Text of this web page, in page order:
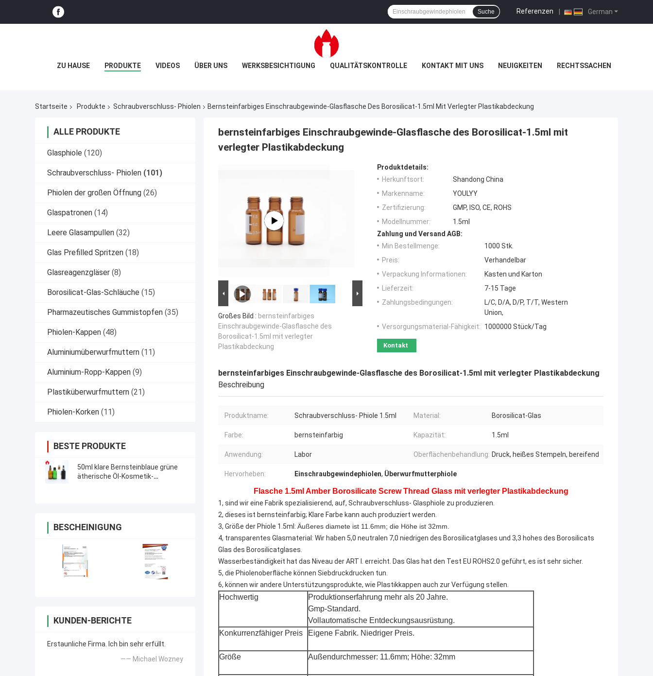
German
Referenzen |
Suche
ZU HAUSE PRODUKTE VIDEOS ÜBER UNS WERKSBESICHTIGUNG QUALITÄTSKONTROLLE KONTAKT MIT UNS NEUIGKEITEN RECHTSSACHEN
Startseite Produkte Schraubverschluss- Phiolen Bernsteinfarbiges Einschraubgewinde-Glasflasche Des Borosilicat-1.5ml Mit Verlegter Plastikabdeckung
ALLE PRODUKTE
Glasphiole (120)
Schraubverschluss- Phiolen (101)
Phiolen der großen Öffnung (26)
Glaspatronen (14)
Leere Glasampullen (32)
Glas Prefilled Spritzen (18)
Glasreagenzgläser (8)
Borosilicat-Glas-Schläuche (15)
Pharmazeutisches Gummistopfen (35)
Phiolen-Kappen (48)
Aluminiumüberwurfmuttern (11)
Aluminium-Ropp-Kappen (9)
Plastiküberwurfmuttern (21)
Phiolen-Korken (11)
BESTE PRODUKTE
50ml klare Bernsteinblaue grüne
ätherische Öl-Kosmetik-
BESCHEINIGUNG
KUNDEN-BERICHTE
Erstaunliche Firma. Ich bin sehr erfüllt.
—— Michael Wozney
bernsteinfarbiges Einschraubgewinde-Glasflasche des Borosilicat-1.5ml mit
verlegter Plastikabdeckung
Großes Bild : bernsteinfarbiges
Einschraubgewinde-Glasflasche des
Borosilicat-1.5ml mit verlegter
Plastikabdeckung
Produktdetails:
Herkunftsort:
Shandong China
Markenname:
YOULYY
Zertifizierung:
GMP, ISO, CE, ROHS
Modellnummer:
1.5ml
Zahlung und Versand AGB:
Min Bestellmenge:
1000 Stk.
Preis:
Verhandelbar
Verpackung Informationen:
Kasten und Karton
Lieferzeit:
7-15 Tage
Zahlungsbedingungen:
L/C, D/A, D/P, T/T, Western
Union,
Versorgungsmaterial-Fähigkeit:
1000000 Stück/Tag
Kontakt
bernsteinfarbiges Einschraubgewinde-Glasflasche des Borosilicat-1.5ml mit verlegter Plastikabdeckung
Beschreibung
Produktname: Schraubverschluss- Phiole 1.5ml Material: Borosilicat-Glas
Farbe: bernsteinfarbig Kapazität: 1.5ml
Anwendung: Labor Oberflächenbehandlung: Druck, heißes Stempeln, bereifend
Hervorheben: Einschraubgewindephiolen, Überwurfmutterphiole
Flasche 1.5ml Amber Borosilicate Screw Thread Glass mit verlegter Plastikabdeckung
1, sind wir eine Fabrik spezialisierend, auf, Schraubverschluss- Glasphiole zu produzieren.
2, dieses ist bernsteinfarbig; Klare Farbe kann auch produziert werden.
3, Größe der Phiole 1.5ml: Äußeres diamete ist 11.6mm; die Höhe ist 32mm.
4, transparentes Glasmaterial: Wir haben 5,0 neutralen 7,0 niedrigen des Borosilicatglases und 3,3 hohes des Borosilicats
Glas des Borosilicatglases.
Wasserbeständigkeit hat das Niveau der ART I. erreicht. Das Glas hat den Test EU ROHS2.0 geführt, es ist sehr sicher.
5, die Phiolenoberfläche können Siebdruckdrucken tun.
6, können wir andere Unterstützungsprodukte, wie Plastikkappen auch zur Verfügung stellen.
Hochwertig
Produktionserfahrung mehr als 20 Jahre.
Gmp-Standard.
Vollautomatische Entdeckungsausrüstung.
Konkurrenzfähiger Preis
Eigene Fabrik. Niedriger Preis.
Größe Außendurchmesser: 11.6mm; Höhe: 32mm